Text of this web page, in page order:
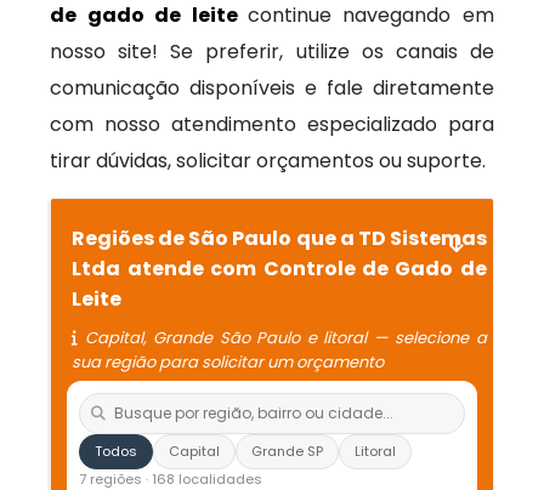
de gado de leite continue navegando em
nosso site! Se preferir, utilize os canais de
comunicação disponíveis e fale diretamente
com nosso atendimento especializado para
tirar dúvidas, solicitar orçamentos ou suporte.
Regiões de São Paulo que a TD Sistemas
Ltda atende com Controle de Gado de
Leite
Capital, Grande São Paulo e litoral — selecione a
sua região para solicitar um orçamento
Todos Capital Grande SP
Litoral
7 regiões · 168 localidades